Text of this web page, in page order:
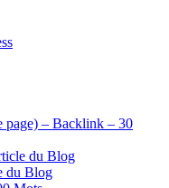
page) – Backlink – 30
du Blog
du Blog